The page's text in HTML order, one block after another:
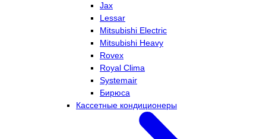
Jax
Lessar
Mitsubishi Electric
Mitsubishi Heavy
Rovex
Royal Clima
Systemair
Бирюса
Кассетные кондиционеры